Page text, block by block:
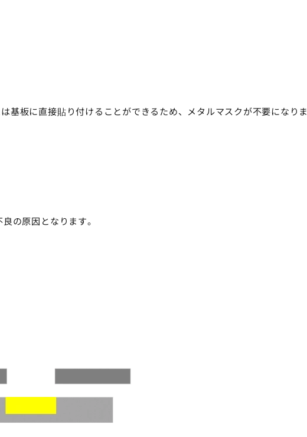
基板に直接貼り付けることができるため、メタルマスクが不要になり
の原因となります。